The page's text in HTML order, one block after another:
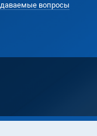
вопросы